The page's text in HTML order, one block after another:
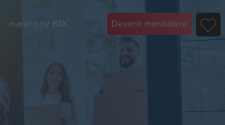
mareco by BSK Devenir mandataire